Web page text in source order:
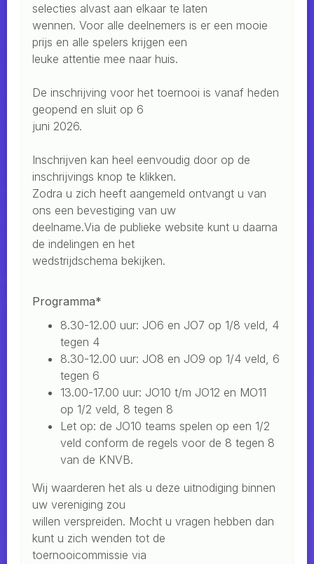
selecties alvast aan elkaar te laten
wennen. Voor alle deelnemers is er een mooie
prijs en alle spelers krijgen een
leuke attentie mee naar huis.
De inschrijving voor het toernooi is vanaf heden
geopend en sluit op 6
juni 2026.
Inschrijven kan heel eenvoudig door op de
inschrijvings knop te klikken.
Zodra u zich heeft aangemeld ontvangt u van
ons een bevestiging van uw
deelname.Via de publieke website kunt u daarna
de indelingen en het
wedstrijdschema bekijken.
Programma*
8.30-12.00 uur: JO6 en JO7 op 1/8 veld, 4
tegen 4
8.30-12.00 uur: JO8 en JO9 op 1/4 veld, 6
tegen 6
13.00-17.00 uur: JO10 t/m JO12 en MO11
op 1/2 veld, 8 tegen 8
Let op: de JO10 teams spelen op een 1/2
veld conform de regels voor de 8 tegen 8
van de KNVB.
Wij waarderen het als u deze uitnodiging binnen
uw vereniging zou
willen verspreiden. Mocht u vragen hebben dan
kunt u zich wenden tot de
toernooicommissie via